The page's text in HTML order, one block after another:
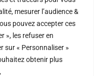
mesurer l’audience &
pouvez accepter ces
», les refuser en
sur « Personnaliser »
obtenir plus